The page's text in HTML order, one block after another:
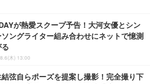
が熱愛スクープ予告！大河女優とシン
ソングライター組み合わせにネットで憶測
る
木) 13:00
弦自らポーズを提案し撮影！完全撮り下